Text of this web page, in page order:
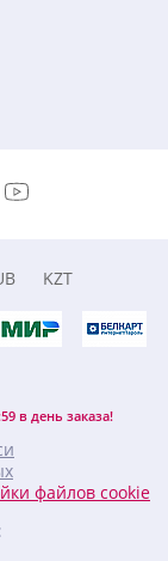
KZT
в день заказа!
файлов cookie